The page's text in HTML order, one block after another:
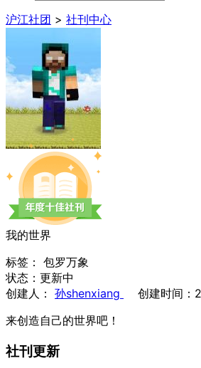
沪江社团 > 社刊中心
我的世界
标签： 包罗万象
状态：更新中
创建人： 孙shenxiang
创建时间：
来创造自己的世界吧！
社刊更新